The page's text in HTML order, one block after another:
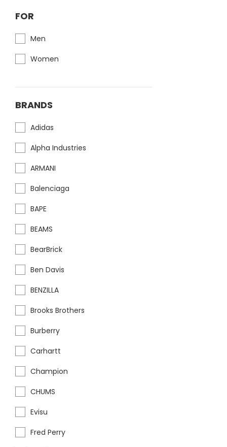
FOR
Men
Women
BRANDS
Adidas
Alpha Industries
ARMANI
Balenciaga
BAPE
BEAMS
BearBrick
Ben Davis
BENZILLA
Brooks Brothers
Burberry
Carhartt
Champion
CHUMS
Evisu
Fred Perry